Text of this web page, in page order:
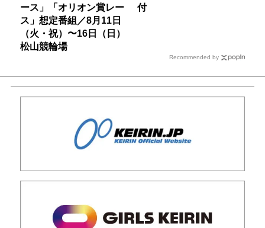
ース」「オリオン賞レー
ス」想定番組／8月11日
（火・祝）〜16日（日）
松山競輪場
付
Recommended by